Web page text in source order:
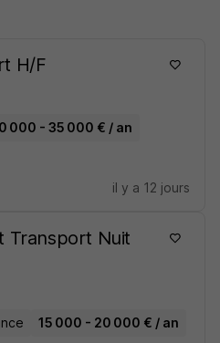
H/F
000 - 35 000 € / an
il y a 12 jours
Transport Nuit
15 000 - 20 000 € / an